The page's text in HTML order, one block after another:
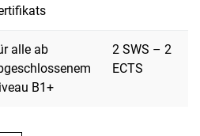
alle ab
B1+
2 SWS – 2
ECTS